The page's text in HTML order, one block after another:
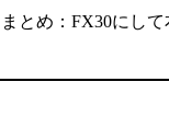
まとめ：FX30にし